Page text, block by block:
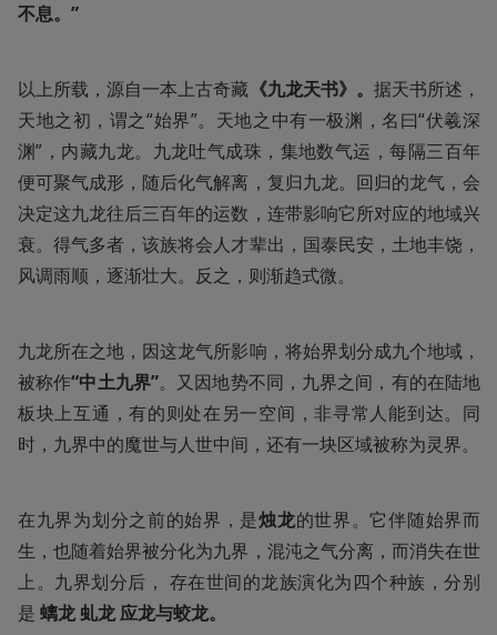
不息。”
以上所载，源自一本上古奇藏 《九龙天书》。 据天书所述，
天地之初，谓之“始界”。天地之中有一极渊，名曰“伏羲深
渊”，内藏九龙。九龙吐气成珠，集地数气运，每隔三百年
便可聚气成形，随后化气解离，复归九龙。回归的龙气，会
决定这九龙往后三百年的运数，连带影响它所对应的地域兴
衰。得气多者，该族将会人才辈出，国泰民安，土地丰饶，
风调雨顺，逐渐壮大。反之，则渐趋式微。
九龙所在之地，因这龙气所影响，将始界划分成九个地域，
被称作“中土九界”。又因地势不同，九界之间，有的在陆地
板块上互通，有的则处在另一空间，非寻常人能到达。同
时，九界中的魔世与人世中间，还有一块区域被称为灵界。
在九界为划分之前的始界，是烛龙的世界。它伴随始界而
生，也随着始界被分化为九界，混沌之气分离，而消失在世
上。九界划分后， 存在世间的龙族演化为四个种族，分别
是 螭龙 虬龙 应龙与蛟龙。